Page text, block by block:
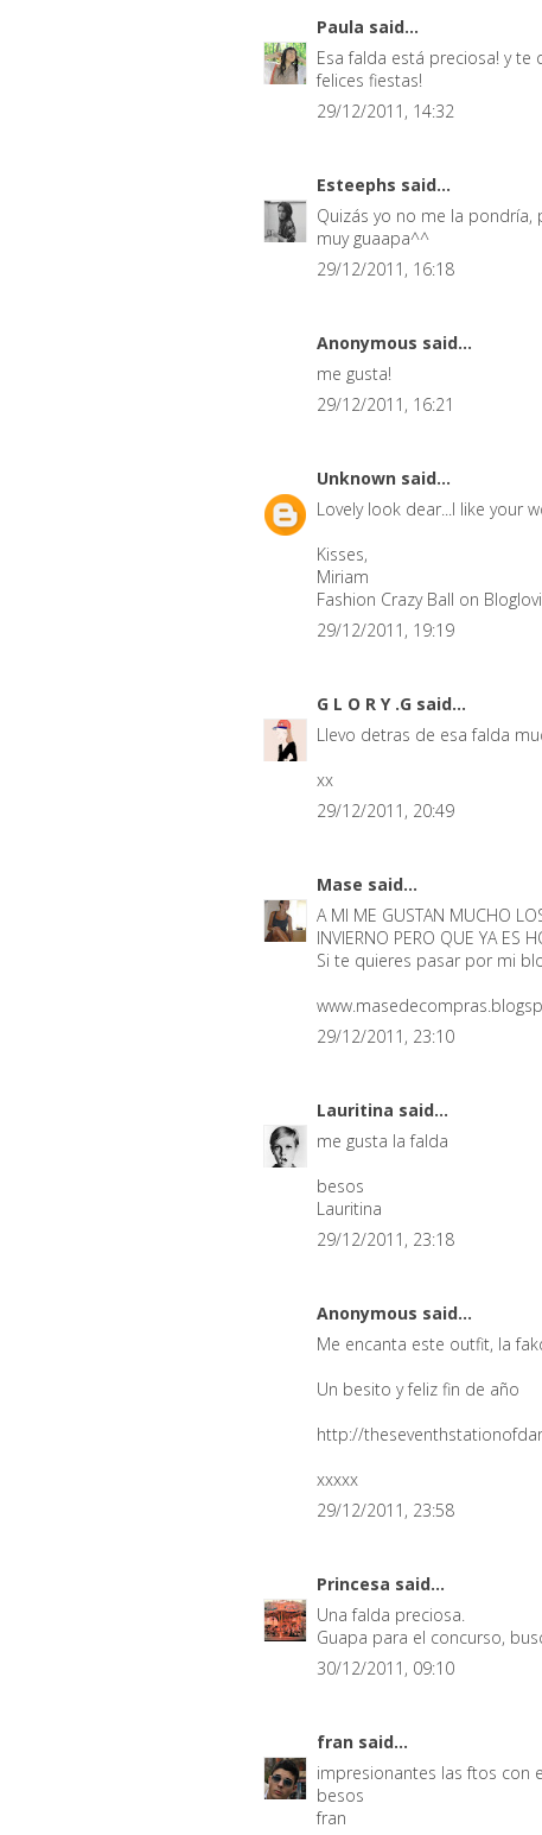
Paula said...
Esa falda está preciosa! y
felices fiestas!
29/12/2011, 14:32
Esteephs said...
Quizás yo no me la
muy guaapa^^
29/12/2011, 16:18
Anonymous said...
me gusta!
29/12/2011, 16:21
Unknown said...
Lovely look dear...I like your
Kisses,
Miriam
Fashion Crazy Ball on
29/12/2011, 19:19
G L O R Y .G said...
Llevo detras de esa falda
xx
29/12/2011, 20:49
Mase said...
A MI ME GUSTAN MUCHO
INVIERNO PERO QUE YA ES
Si te quieres pasar por mi
29/12/2011, 23:10
Lauritina said...
me gusta la falda
besos
Lauritina
29/12/2011, 23:18
Anonymous said...
Me encanta este outfit, la
Un besito y feliz fin de año
http://
xxxxx
29/12/2011, 23:58
Princesa said...
Una falda preciosa.
Guapa para el concurso,
30/12/2011, 09:10
fran said...
impresionantes las ftos con
besos
fran